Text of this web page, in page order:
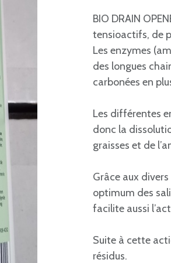
BIO DRAIN
tensioactifs, de
Les enzymes
des longues
carbonées en
Les différentes
donc la
graisses et de
Grâce aux
optimum des
facilite aussi
Suite à cette
résidus.